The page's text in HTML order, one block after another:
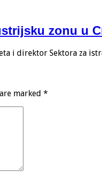
zonu u
i direktor Sektora za
marked *